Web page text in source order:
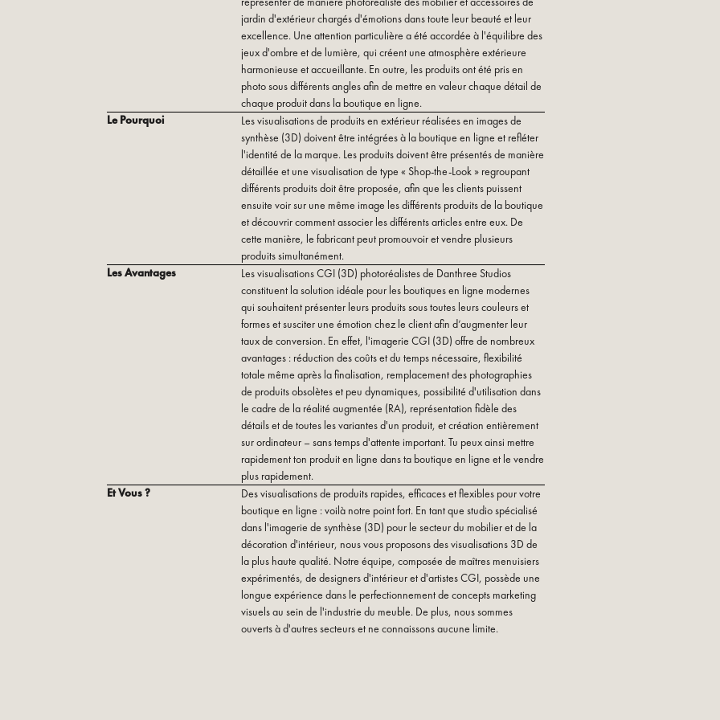
jardin d'extérieur chargés d'émotions dans toute leur beauté et leur
excellence. Une attention particulière a été accordée à l'équilibre des
jeux d'ombre et de lumière, qui créent une atmosphère extérieure
harmonieuse et accueillante. En outre, les produits ont été pris en
photo sous différents angles afin de mettre en valeur chaque détail de
chaque produit dans la boutique en ligne.
Le Pourquoi
Les visualisations de produits en extérieur réalisées en images de
synthèse (3D) doivent être intégrées à la boutique en ligne et refléter
l'identité de la marque. Les produits doivent être présentés de manière
détaillée et une visualisation de type « Shop-the-Look » regroupant
différents produits doit être proposée, afin que les clients puissent
ensuite voir sur une même image les différents produits de la boutique
et découvrir comment associer les différents articles entre eux. De
cette manière, le fabricant peut promouvoir et vendre plusieurs
produits simultanément.
Les Avantages
Les visualisations CGI (3D) photoréalistes de Danthree Studios
constituent la solution idéale pour les boutiques en ligne modernes
qui souhaitent présenter leurs produits sous toutes leurs couleurs et
formes et susciter une émotion chez le client afin d’augmenter leur
taux de conversion. En effet, l'imagerie CGI (3D) offre de nombreux
avantages : réduction des coûts et du temps nécessaire, flexibilité
totale même après la finalisation, remplacement des photographies
de produits obsolètes et peu dynamiques, possibilité d'utilisation dans
le cadre de la réalité augmentée (RA), représentation fidèle des
détails et de toutes les variantes d'un produit, et création entièrement
sur ordinateur – sans temps d'attente important. Tu peux ainsi mettre
rapidement ton produit en ligne dans ta boutique en ligne et le vendre
plus rapidement.
Et Vous ?
Des visualisations de produits rapides, efficaces et flexibles pour votre
boutique en ligne : voilà notre point fort. En tant que studio spécialisé
dans l'imagerie de synthèse (3D) pour le secteur du mobilier et de la
décoration d'intérieur, nous vous proposons des visualisations 3D de
la plus haute qualité. Notre équipe, composée de maîtres menuisiers
expérimentés, de designers d'intérieur et d'artistes CGI, possède une
longue expérience dans le perfectionnement de concepts marketing
visuels au sein de l'industrie du meuble. De plus, nous sommes
ouverts à d'autres secteurs et ne connaissons aucune limite.